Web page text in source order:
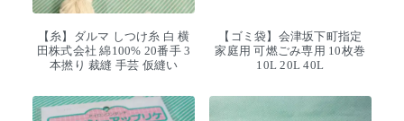
【糸】ダルマ しつけ糸 白 横
田株式会社 綿100% 20番手 3
本撚り 裁縫 手芸 仮縫い
【ゴミ袋】会津坂下町指定
家庭用 可燃ごみ専用 10枚巻
10L 20L 40L